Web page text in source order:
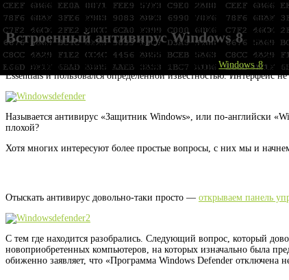
Встроенный антивирус Windows 8
Как вы наверное знаете (а может и не знаете) вWindows 8
Essentials и пользовался определенной известностью. Интерфейс
Называется антивирус «Защитник Windows», или по-английски
плохой?
Хотя многих интересуют более простые вопросы, с них мы и
Отыскать антивирус довольно-таки просто — открываем панель
С тем где находится разобрались. Следующий вопрос, который
новоприобретенных компьютеров, на которых изначально была
обиженно заявляет, что «Программа Windows Defender отключена